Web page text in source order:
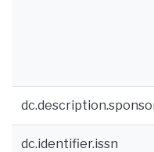
dc.identifier.issn